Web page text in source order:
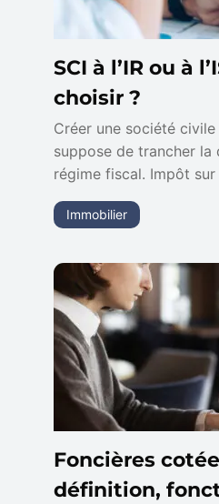
SCI à l’IR ou à
choisir ?
Créer une société
suppose de trancher la
régime fiscal. Impôt
Immobilier
Foncières
définition,